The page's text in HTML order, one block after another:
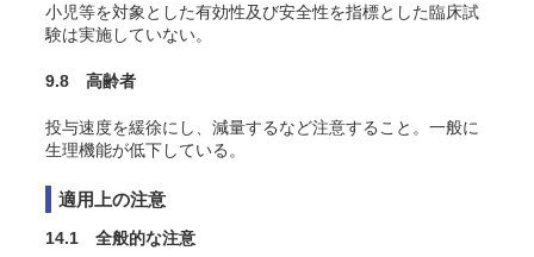
小児等を対象とした有効性及び安全性を指標とした臨床試
験は実施していない。
9.8 高齢者
投与速度を緩徐にし、減量するなど注意すること。一般に
生理機能が低下している。
適用上の注意
14.1 全般的な注意